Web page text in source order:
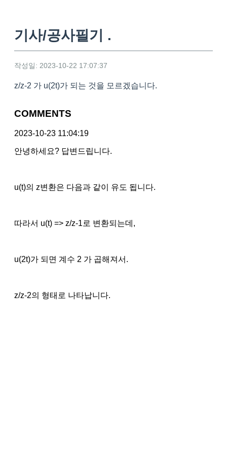
기사/공사필기 .
작성일: 2023-10-22 17:07:37
z/z-2 가 u(2t)가 되는 것을 모르겠습니다.
COMMENTS
2023-10-23 11:04:19
안녕하세요? 답변드립니다.
u(t)의 z변환은 다음과 같이 유도 됩니다.
따라서 u(t) => z/z-1로 변환되는데,
u(2t)가 되면 계수 2 가 곱해져서.
z/z-2의 형태로 나타납니다.